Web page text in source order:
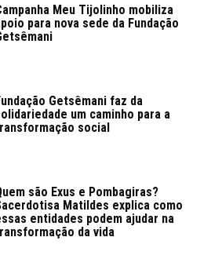
Meu Tijolinho mobiliza
para nova sede da Fundação
Getsêmani faz da
um caminho para a
social
são Exus e Pombagiras?
Matildes explica como
entidades podem ajudar na
da vida